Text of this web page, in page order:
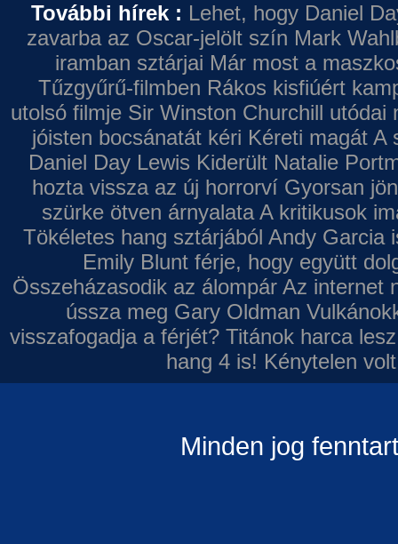
További hírek : Lehet, hogy Daniel
zavarba az Oscar-jelölt szín Mark
iramban sztárjai Már most a
Tűzgyűrű-filmben Rákos kisfiúért
utolsó filmje Sir Winston Churchill utódai
jóisten bocsánatát kéri Kéreti magát A
Daniel Day Lewis Kiderült Natalie
hozta vissza az új horrorví Gyorsan
szürke ötven árnyalata A kritikusok
Tökéletes hang sztárjából Andy Garcia
Emily Blunt férje, hogy együtt
Összeházasodik az álompár Az internet
ússza meg Gary Oldman
visszafogadja a férjét? Titánok harca
hang 4 is! Kénytelen
Minden jog